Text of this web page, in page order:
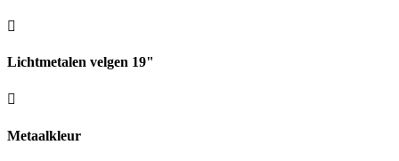
Lichtmetalen velgen 19"
Metaalkleur